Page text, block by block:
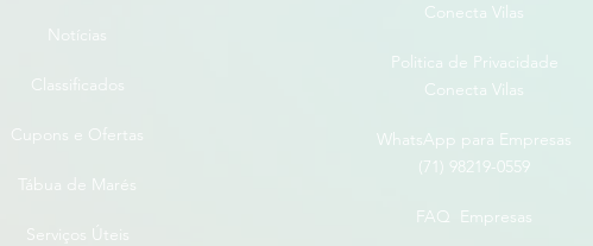
Notícias
Classificados
Cupons e Ofertas
Tábua de Marés
Serviços Úteis
Conecta Vilas
Politica de Privacidade
Conecta Vilas
WhatsApp para Empresas
(71) 98219-0559
FAQ Empresas